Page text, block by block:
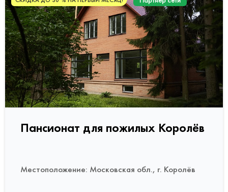
Пансионат для пожилых Королёв
Местоположение: Московская обл., г. Королёв